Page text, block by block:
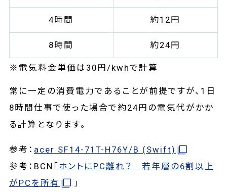
4時間 約12円
8時間 約24円
※電気料金単価は30円/kwhで計算
常に一定の消費電力であることが前提ですが、1日
8時間仕事で使った場合で約24円の電気代がかか
る計算となります。
参考： acer SF14-71T-H76Y/B (Swift)
参考：BCN「ホントにPC離れ？ 若年層の6割以上
がPCを所有
」